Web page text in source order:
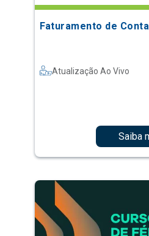
Faturamento de
Atualização Ao Vivo
Saiba